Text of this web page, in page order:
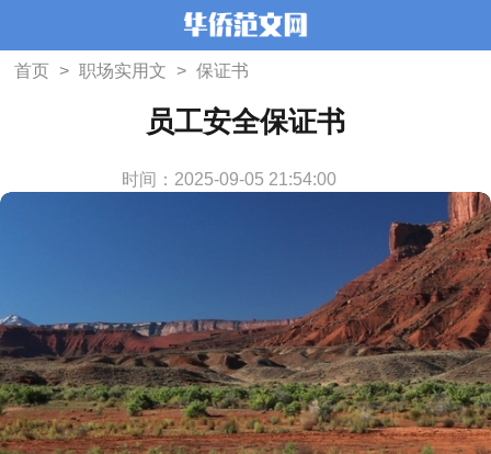
首页 > 职场实用文 > 保证书
员工安全保证书
时间：2025-09-05 21:54:00